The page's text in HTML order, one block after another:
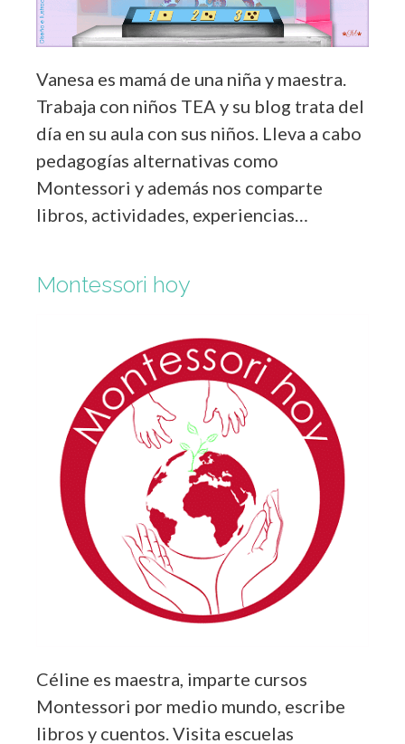
Vanesa es mamá de una niña y maestra.
Trabaja con niños TEA y su blog trata del
día en su aula con sus niños. Lleva a cabo
pedagogías alternativas como
Montessori y además nos comparte
libros, actividades, experiencias…
Montessori hoy
Céline es maestra, imparte cursos
Montessori por medio mundo, escribe
libros y cuentos. Visita escuelas